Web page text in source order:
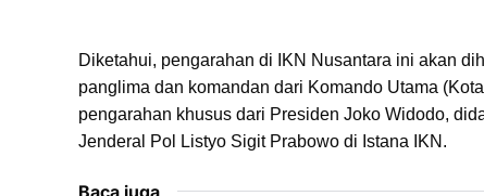
Diketahui, pengarahan di IKN Nusantara ini akan
panglima dan komandan dari Komando Utama
pengarahan khusus dari Presiden Joko Widodo,
Jenderal Pol Listyo Sigit Prabowo di Istana IKN.
Baca juga